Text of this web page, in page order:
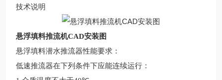
技术说明
悬浮填料推流机CAD安装图
悬浮填料潜水推流器性能要求 ：
低速推流器在下列条件下应能连续运行：